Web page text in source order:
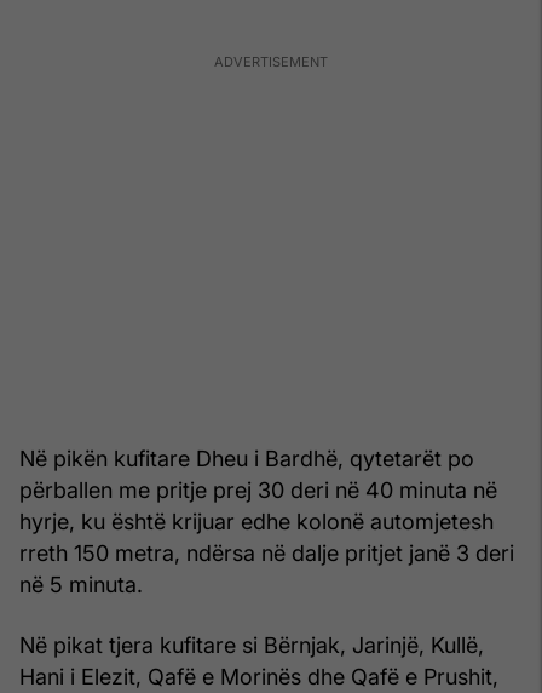
Në pikën kufitare Dheu i Bardhë, qytetarët po
përballen me pritje prej 30 deri në 40 minuta në
hyrje, ku është krijuar edhe kolonë automjetesh
rreth 150 metra, ndërsa në dalje pritjet janë 3 deri
në 5 minuta.
Në pikat tjera kufitare si Bërnjak, Jarinjë, Kullë,
Hani i Elezit, Qafë e Morinës dhe Qafë e Prushit,